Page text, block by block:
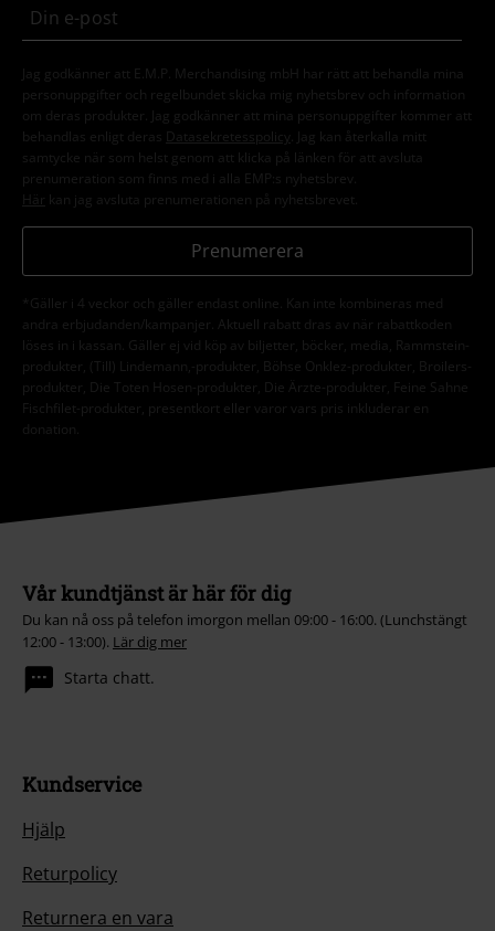
Jag godkänner att E.M.P. Merchandising mbH har rätt att behandla mina
personuppgifter och regelbundet skicka mig nyhetsbrev och information
om deras produkter. Jag godkänner att mina personuppgifter kommer att
behandlas enligt deras
Datasekretesspolicy
. Jag kan återkalla mitt
samtycke när som helst genom att klicka på länken för att avsluta
prenumeration som finns med i alla EMP:s nyhetsbrev.
Här kan jag avsluta prenumerationen på nyhetsbrevet.
Prenumerera
*Gäller i 4 veckor och gäller endast online. Kan inte kombineras med
andra erbjudanden/kampanjer. Aktuell rabatt dras av när rabattkoden
löses in i kassan. Gäller ej vid köp av biljetter, böcker, media, Rammstein-
produkter, (Till) Lindemann,-produkter, Böhse Onklez-produkter, Broilers-
produkter, Die Toten Hosen-produkter, Die Ärzte-produkter, Feine Sahne
Fischfilet-produkter, presentkort eller varor vars pris inkluderar en
donation.
Vår kundtjänst är här för dig
Du kan nå oss på telefon imorgon mellan 09:00 - 16:00. (Lunchstängt
12:00 - 13:00). Lär dig mer
Starta chatt.
Kundservice
Hjälp
Returpolicy
Returnera en vara